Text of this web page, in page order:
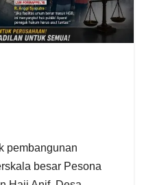
pembangunan
besar Pesona